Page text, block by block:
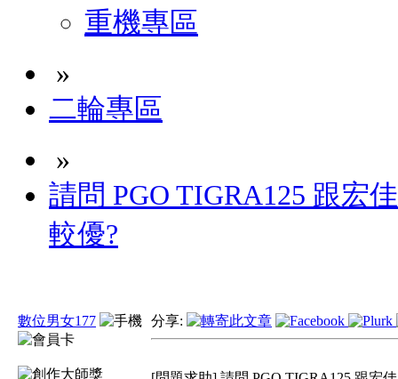
重機專區
»
二輪專區
»
請問 PGO TIGRA125 跟宏
較優?
數位男女177 分享: